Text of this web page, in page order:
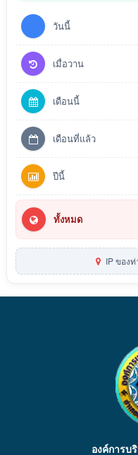
วันนี้
เมื่อวาน
เดือนนี้
เดือนที่แล้ว
ปีนี้
ทั้งหมด
IP ของ
องค์การบ